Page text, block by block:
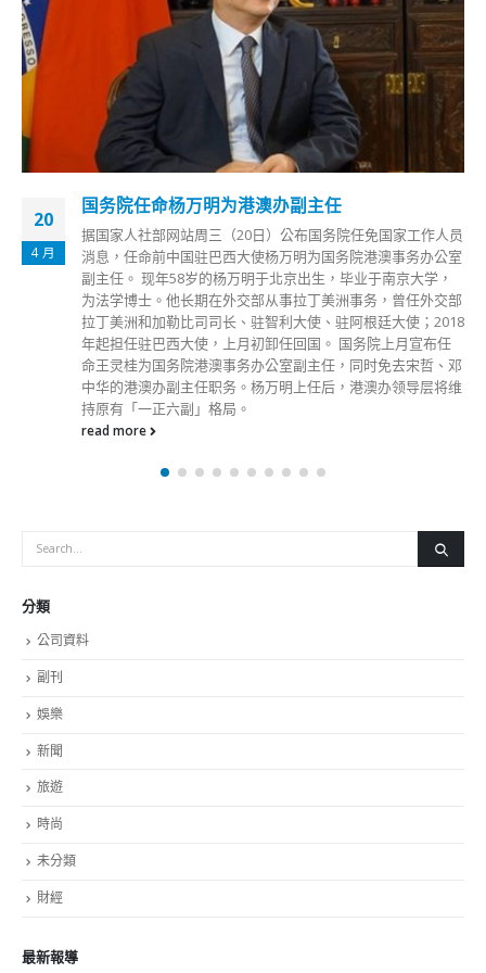
20
4 月
国务院任命杨万明为港澳办副主任
据国家人社部网站周三（20日）公布国务院任免国家工作人员
消息，任命前中国驻巴西大使杨万明为国务院港澳事务办公室
副主任。 现年58岁的杨万明于北京出生，毕业于南京大学，
为法学博士。他长期在外交部从事拉丁美洲事务，曾任外交部
拉丁美洲和加勒比司司长、驻智利大使、驻阿根廷大使；2018
年起担任驻巴西大使，上月初卸任回国。 国务院上月宣布任
命王灵桂为国务院港澳事务办公室副主任，同时免去宋哲、邓
中华的港澳办副主任职务。杨万明上任后，港澳办领导层将维
持原有「一正六副」格局。
read more
分類
公司資料
副刊
娛樂
新聞
旅遊
時尚
未分類
財經
最新報導